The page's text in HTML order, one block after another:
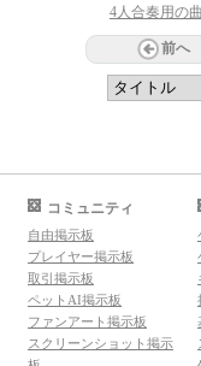
4人合奏用の
前へ
コミュニティ
自由掲示板
プレイヤー掲示板
取引掲示板
ペットAI掲示板
ファンアート掲示板
スクリーンショット掲示